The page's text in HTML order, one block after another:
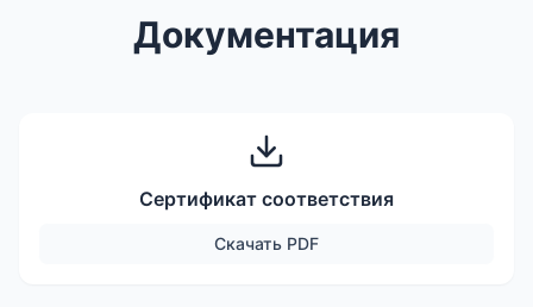
Документация
Сертификат соответствия
Скачать PDF